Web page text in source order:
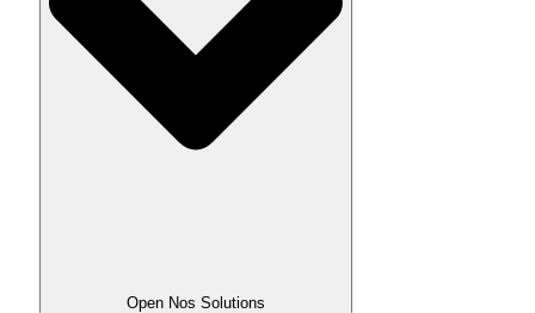
Open Nos Solutions